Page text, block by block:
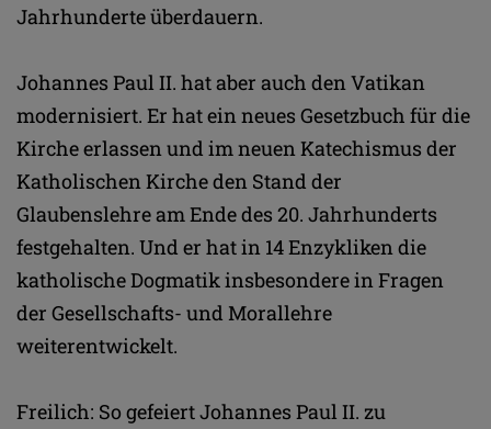
Jahrhunderte überdauern.
Johannes Paul II. hat aber auch den Vatikan
modernisiert. Er hat ein neues Gesetzbuch für die
Kirche erlassen und im neuen Katechismus der
Katholischen Kirche den Stand der
Glaubenslehre am Ende des 20. Jahrhunderts
festgehalten. Und er hat in 14 Enzykliken die
katholische Dogmatik insbesondere in Fragen
der Gesellschafts- und Morallehre
weiterentwickelt.
Freilich: So gefeiert Johannes Paul II. zu